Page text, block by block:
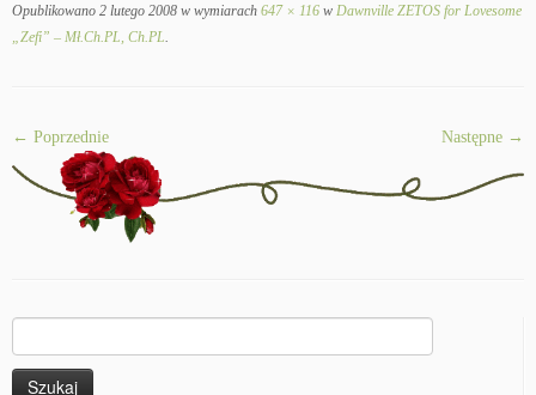
Opublikowano 2 lutego 2008 w wymiarach 647 × 116 w Dawnville ZETOS for Lovesome
„Zefi” – Mł.Ch.PL, Ch.PL.
← Poprzednie Następne →